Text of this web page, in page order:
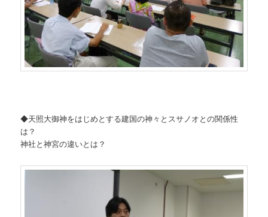
◆天照大御神をはじめとする建国の神々とスサノオとの関係性
は？
神社と神宮の違いとは？